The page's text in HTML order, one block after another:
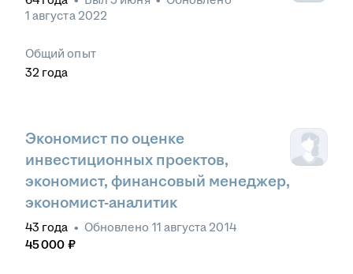
1 августа 2022
Общий опыт
32 года
Экономист по оценке
инвестиционных проектов,
экономист, финансовый менеджер,
экономист-аналитик
43 года • Обновлено 11 августа 2014
45 000 ₽